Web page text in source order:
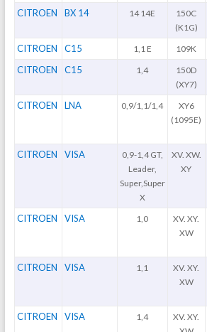
CITROEN BX 14 14 14E
150C
(K1G)
CITROEN C15 1,1 E 109K
CITROEN C15 1,4
150D
(XY7)
CITROEN LNA 0,9/1,1/1,4
XY6
(1095E)
CITROEN VISA
0,9-1,4 GT,
Leader,
Super,Super
X
XV. XW.
XY
CITROEN VISA 1,0
XV. XY.
XW
CITROEN VISA 1,1
XV. XY.
XW
CITROEN VISA 1,4
XV. XY.